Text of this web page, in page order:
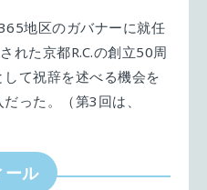
地区のガバナーに就任
れた京都R.C.の創立50周
て祝辞を述べる機会を
った。（第3回は、
ール